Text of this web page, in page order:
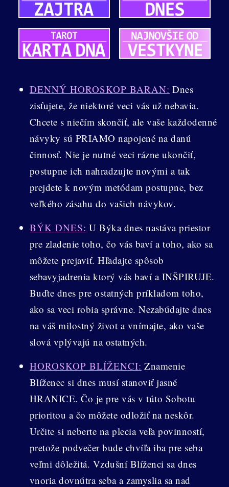
DENNÝ HOROSKOP BARAN: Dnes
zisťujete, že niektoré veci vás už nebavia.
Chcete s niečím skončiť, ale vaše každodenné
návyky sú PRIAMO napojené na danú
činnosť. Nie je nutné veci rázne ukončiť,
postupne ich nahradzujte novými a tak
prejdete k novým metódam postupne, bez
veľkého zásahu do vašich návykov.
BÝK DNES: U Býka dnes nastáva priestor
pre zladenie toho, čo vás baví a toho, ako sa
môžete prejaviť. Hľadajte spôsob
sebavyjadrenia ktorý vás baví a INŠPIRUJE.
Buďte dnes pre ostatných príkladom toho,
ako sa veci robia správne. Nezabúdajte dnes
na váš milostný život a vnímajte, ako vaše
slová vplývajú na ostatných.
HOROSKOP BLÍŽENCI: Znamenie
Blíženec si dnes musí stanoviť jasné
HRANICE. Čo je pre vás v túto Sobotu
prioritou a čo môžete odložiť na neskôr.
Určite si neberte na plecia veľa povinností,
pretože podvečer bude chvíľa iba pre seba
veľmi dôležitá. Vzdušní Blíženci sa dnes
vnoria dovnútra seba a zamyslia sa nad